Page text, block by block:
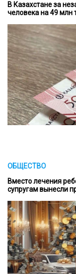
В Казахстане за
человека на 49 млн
ОБЩЕСТВО
Вместо лечения
супругам вынесли